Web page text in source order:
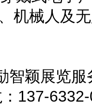
机械人及
智颖展览服
137-